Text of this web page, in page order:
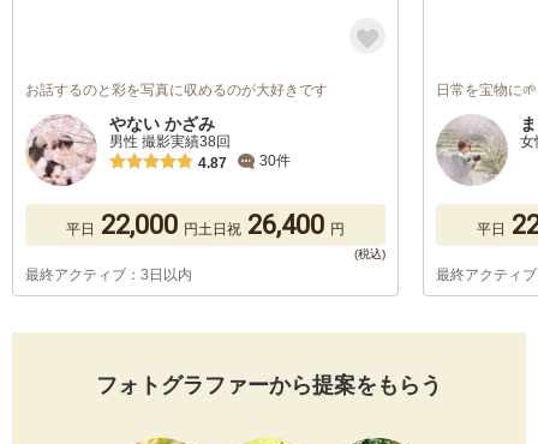
お話するのと彩を写真に収めるのが大好きです
やない かざみ
男性 撮影実績38回
4.87
30件
平日 22,000 円土日祝 26,400 円
最終アクティブ：3日以内
日常を宝物に🌱
女
平日
最終アクティ
フォトグラファーから提案をもらう